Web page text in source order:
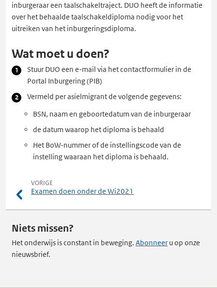
inburgeraar een taalschakeltraject. DUO heeft de informatie
over het behaalde taalschakeldiploma nodig voor het
uitreiken van het inburgeringsdiploma.
Wat moet u doen?
Stuur DUO een e-mail via het contactformulier in de
Portal Inburgering (PIB)
Vermeld per asielmigrant de volgende gegevens:
BSN, naam en geboortedatum van de inburgeraar
de datum waarop het diploma is behaald
Het BoW-nummer of de instellingscode van de
instelling waaraan het diploma is behaald.
VORIGE
Examen doen onder de Wi2021
Niets missen?
Het onderwijs is constant in beweging. Abonneer u op onze
nieuwsbrief.